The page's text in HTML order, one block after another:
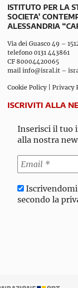
ISTITUTO PER LA
SOCIETA’
ALESSANDRIA
Via dei Guasco 49 –
telefono 0131 443861
CF 80004420065
mail info@isral.it –
Cookie Policy Privacy
ISCRIVITI ALLA
Inserisci il tuo
alla nostra
secondo la